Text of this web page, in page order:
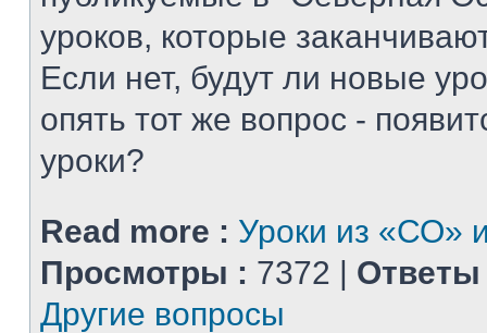
уроков, которые
Если нет, будут ли новые
опять тот же вопрос -
уроки?
Read more : Уроки из «СО»
Просмотры : 7372 | Ответы
Другие вопросы